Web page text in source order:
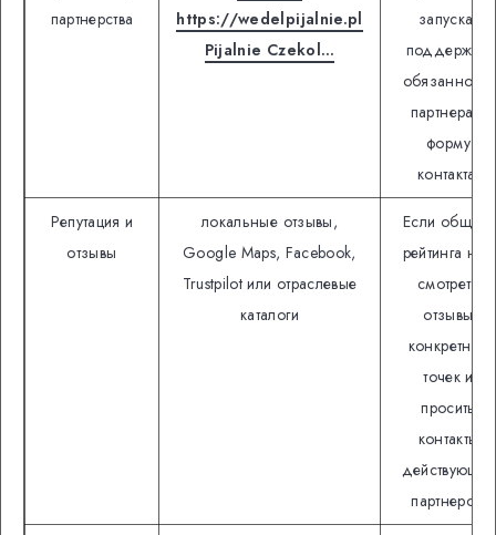
партнерства
https://wedelpijalnie.pl
Pijalnie Czekol…
запуска,
поддержку,
обязанности
партнера и
форму
контакта.
Репутация и
отзывы
локальные отзывы,
Google Maps, Facebook,
Trustpilot или отраслевые
каталоги
Если общего
рейтинга нет,
смотреть
отзывы
конкретных
точек и
просить
контакты
действующих
партнеров.